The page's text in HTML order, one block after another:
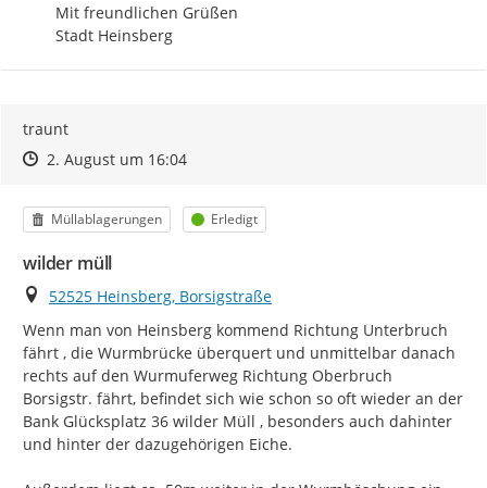
Mit freundlichen Grüßen
Stadt Heinsberg
traunt
Zeitpunkt des Erstellens
Zeitpunkt des Erstellens
2. August um 16:04Zur Äußerung
Kategorie
Müllablagerungen Status
Erledigt
wilder müll
Ort
52525 Heinsberg, Borsigstraße
Wenn man von Heinsberg kommend Richtung Unterbruch
fährt , die Wurmbrücke überquert und unmittelbar danach
rechts auf den Wurmuferweg Richtung Oberbruch
Borsigstr. fährt, befindet sich wie schon so oft wieder an der
Bank Glücksplatz 36 wilder Müll , besonders auch dahinter
und hinter der dazugehörigen Eiche.